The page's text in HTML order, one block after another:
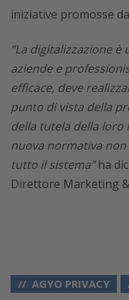
iniziative promosse
“La digitalizzazione
aziende e
efficace, deve
punto di vista della
della tutela della loro
nuova normativa
tutto il sistema”ha
Direttore Marketing
AGYO PRIVACY